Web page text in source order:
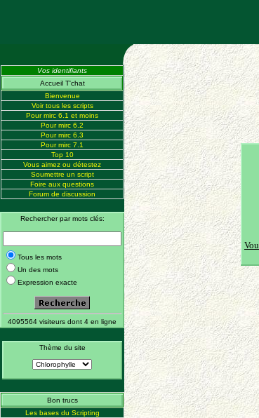
Vos identifiants
Accueil T'chat
Bienvenue
Voir tous les scripts
Pour mirc 6.1 et moins
Pour mirc 6.2
Pour mirc 6.3
Pour mirc 7.1
Top 10
Vous aimez ou détestez
Soumettre un script
Foire aux questions
Forum de discussion
Rechercher par mots clés:
Tous les mots
Un des mots
Expression exacte
4095564 visiteurs dont 4 en ligne
Thème du site
Bon trucs
Les bases du Scripting